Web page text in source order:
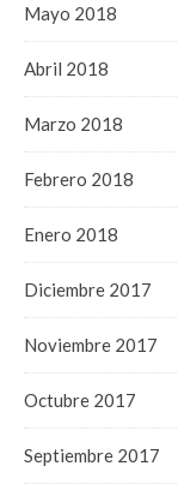
Mayo 2018
Abril 2018
Marzo 2018
Febrero 2018
Enero 2018
Diciembre 2017
Noviembre 2017
Octubre 2017
Septiembre 2017